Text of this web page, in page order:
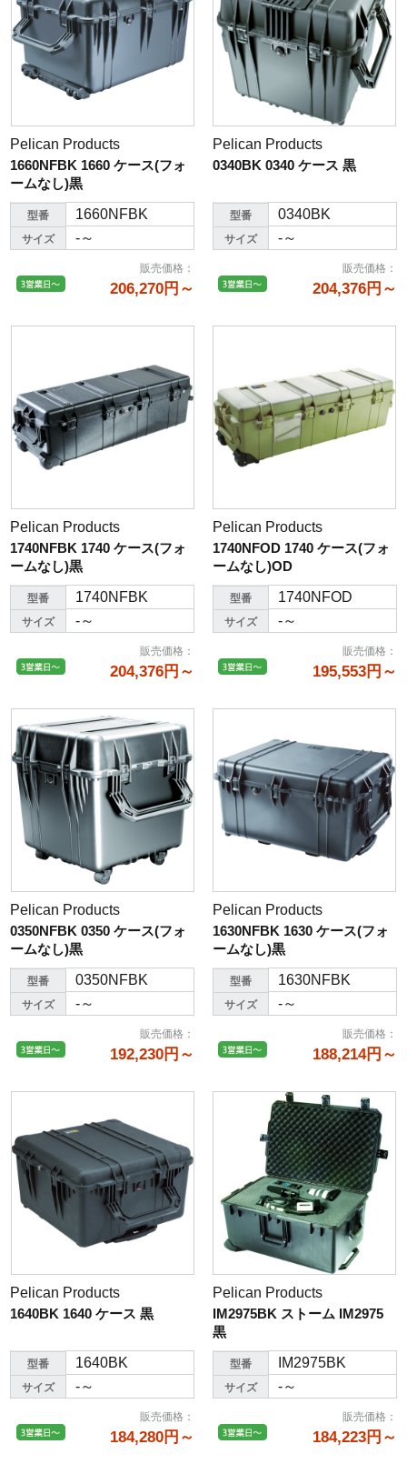
Pelican Products
1660NFBK 1660 ケース(フォ
ームなし)黒
型番 1660NFBK
サイズ -～
販売価格 ：
206,270円～
Pelican Products
0340BK 0340 ケース 黒
型番 0340BK
サイズ -～
販売価格 ：
204,376円～
Pelican Products
1740NFBK 1740 ケース(フォ
ームなし)黒
型番 1740NFBK
サイズ -～
販売価格 ：
204,376円～
Pelican Products
1740NFOD 1740 ケース(フォ
ームなし)OD
型番 1740NFOD
サイズ -～
販売価格 ：
195,553円～
Pelican Products
0350NFBK 0350 ケース(フォ
ームなし)黒
型番 0350NFBK
サイズ -～
販売価格 ：
192,230円～
Pelican Products
1630NFBK 1630 ケース(フォ
ームなし)黒
型番 1630NFBK
サイズ -～
販売価格 ：
188,214円～
Pelican Products
1640BK 1640 ケース 黒
型番 1640BK
サイズ -～
販売価格 ：
184,280円～
Pelican Products
IM2975BK ストーム IM2975
黒
型番 IM2975BK
サイズ -～
販売価格 ：
184,223円～